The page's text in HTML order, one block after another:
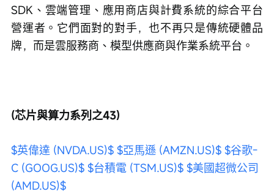
SDK、雲端管理、應用商店與計費系統的綜合平台
營運者。它們面對的對手，也不再只是傳統硬體品
牌，而是雲服務商、模型供應商與作業系統平台。
(芯片與算力系列之43)
$英偉達 (NVDA.US)$ $亞馬遜 (AMZN.US)$ $谷歌-
C (GOOG.US)$ $台積電 (TSM.US)$ $美國超微公司
(AMD.US)$